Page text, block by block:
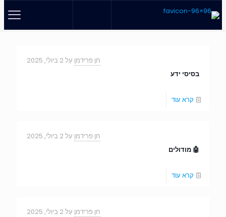
חן פרידמן עַל2 ביולי, 2025
בסיסי ידע
קרא עוד
חן פרידמן עַל2 ביולי, 2025
🤖 מודולים
קרא עוד
חן פרידמן עַל2 ביולי, 2025